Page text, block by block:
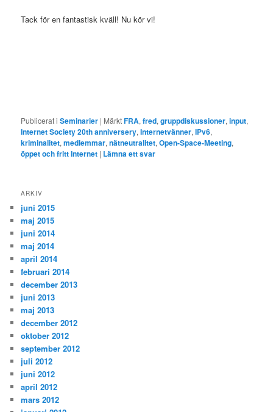
Tack för en fantastisk kväll! Nu kör vi!
Publicerat i Seminarier | MärktFRA,fred,gruppdiskussioner,input,
Internet Society 20th anniversery,Internetvänner,IPv6,
kriminalitet,medlemmar,nätneutralitet,Open-Space-Meeting,
öppet och fritt Internet | Lämna ett svar
ARKIV
juni 2015
maj 2015
juni 2014
maj 2014
april 2014
februari 2014
december 2013
juni 2013
maj 2013
december 2012
oktober 2012
september 2012
juli 2012
juni 2012
april 2012
mars 2012